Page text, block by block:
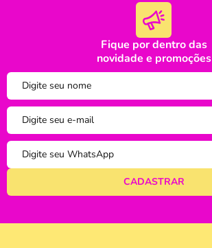
Fique por dentro das
novidade e promoções
tudo bem